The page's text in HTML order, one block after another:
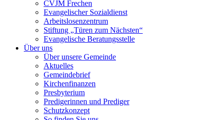
CVJM Frechen
Evangelischer Sozialdienst
Arbeitslosenzentrum
Stiftung „Türen zum Nächsten“
Evangelische Beratungsstelle
Über uns
Über unsere Gemeinde
Aktuelles
Gemeindebrief
Kirchenfinanzen
Presbyterium
Predigerinnen und Prediger
Schutzkonzept